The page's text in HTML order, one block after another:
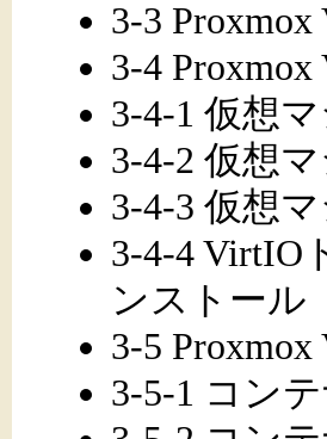
3-3
3-4
3-4-1 仮想
3-4-2 仮想
3-4-3 仮想
3-4-4 VirtIO
ンストール
3-5
3-5-1 コン